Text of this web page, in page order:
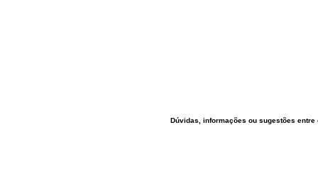
Dúvidas, informações ou sugestões